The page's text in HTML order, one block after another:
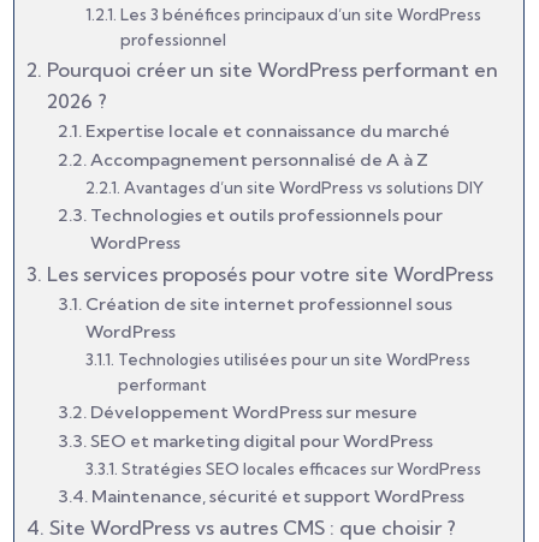
Les 3 bénéfices principaux d’un site WordPress
professionnel
Pourquoi créer un site WordPress performant en
2026 ?
Expertise locale et connaissance du marché
Accompagnement personnalisé de A à Z
Avantages d’un site WordPress vs solutions DIY
Technologies et outils professionnels pour
WordPress
Les services proposés pour votre site WordPress
Création de site internet professionnel sous
WordPress
Technologies utilisées pour un site WordPress
performant
Développement WordPress sur mesure
SEO et marketing digital pour WordPress
Stratégies SEO locales efficaces sur WordPress
Maintenance, sécurité et support WordPress
Site WordPress vs autres CMS : que choisir ?